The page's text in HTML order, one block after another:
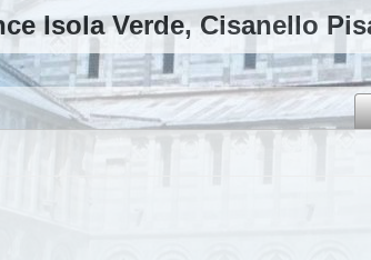
Isola Verde, Cisanello